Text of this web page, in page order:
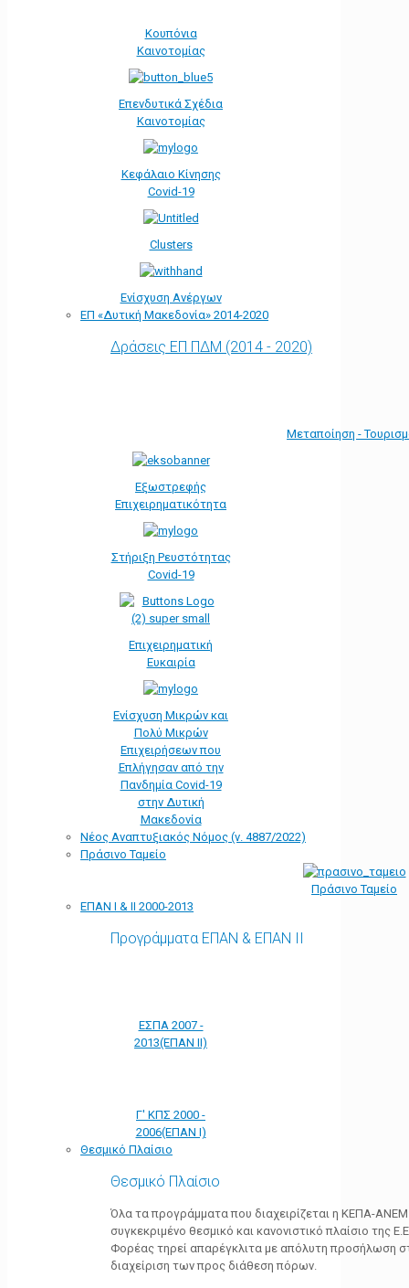
Κουπόνια
Καινοτομίας
Επενδυτικά Σχέδια
Καινοτομίας
Κεφάλαιο Κίνησης
Covid-19
Clusters
Ενίσχυση Ανέργων
ΕΠ «Δυτική Μακεδονία» 2014-2020
Δράσεις ΕΠ ΠΔΜ (2014 - 2020)
Μεταποίηση -
Εξωστρεφής
Επιχειρηματικότητα
Στήριξη Ρευστότητας
Covid-19
Επιχειρηματική
Ευκαιρία
Ενίσχυση Μικρών και
Πολύ Μικρών
Επιχειρήσεων που
Επλήγησαν από την
Πανδημία Covid-19
στην Δυτική
Μακεδονία
Νέος Αναπτυξιακός Νόμος (ν. 4887/2022)
Πράσινο Ταμείο
Πράσινο Ταμείο
ΕΠΑΝ Ι & ΙΙ 2000-2013
Προγράμματα ΕΠΑΝ & ΕΠΑΝ ΙΙ
ΕΣΠΑ 2007 -
2013(ΕΠΑΝ ΙΙ)
Γ' ΚΠΣ 2000 -
2006(ΕΠΑΝ Ι)
Θεσμικό Πλαίσιο
Θεσμικό Πλαίσιο
Όλα τα προγράμματα που διαχειρίζεται η ΚΕΠΑ-
συγκεκριμένο θεσμικό και κανονιστικό πλαίσιο της
Φορέας τηρεί απαρέγκλιτα με απόλυτη προσήλωση
διαχείριση των προς διάθεση πόρων.